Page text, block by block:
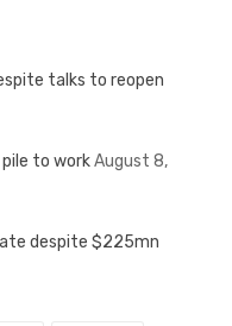
talks to reopen
to workAugust 8,
despite $225mn